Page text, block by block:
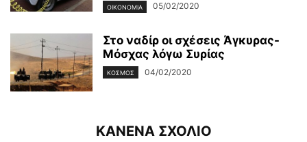
ΟΙΚΟΝΟΜΊΑ 05/02/2020
Στο ναδίρ οι σχέσεις Άγκυρας-
Μόσχας λόγω Συρίας
ΚΌΣΜΟΣ 04/02/2020
ΚΑΝΕΝΑ ΣΧΟΛΙΟ